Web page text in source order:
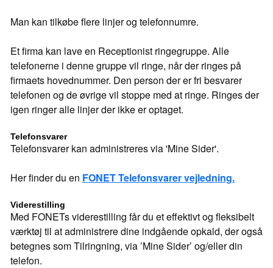
Man kan tilkøbe flere linjer og telefonnumre.
Et firma kan lave en Receptionist ringegruppe. Alle
telefonerne i denne gruppe vil ringe, når der ringes på
firmaets hovednummer. Den person der er fri besvarer
telefonen og de øvrige vil stoppe med at ringe. Ringes der
igen ringer alle linjer der ikke er optaget.
Telefonsvarer
Telefonsvarer kan administreres via 'Mine Sider'.
Her finder du en FONET Telefonsvarer vejledning.
Viderestilling
Med FONETs viderestilling får du et effektivt og fleksibelt
værktøj til at administrere dine indgående opkald, der også
betegnes som Tilringning, via ’Mine Sider’ og/eller din
telefon.